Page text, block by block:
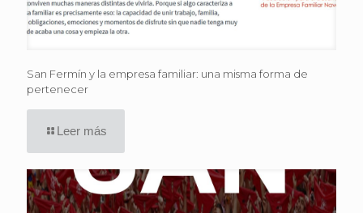
San Fermín y la empresa familiar: una misma forma de
pertenecer
Leer más